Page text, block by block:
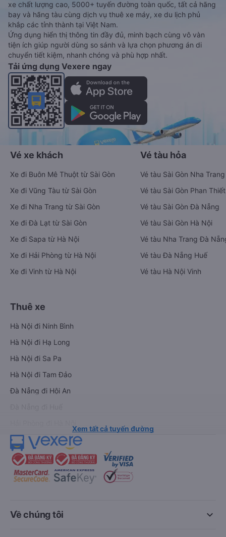
xe chất lượng cao, 5000+ tuyến đường toàn quốc, tất cả hãng
bay và hãng tàu cùng dịch vụ thuê xe máy, xe du lịch phủ
khắp các tỉnh thành tại Việt Nam.
Ứng dụng hiển thị thông tin đầy đủ, minh bạch cùng vô vàn
tiện ích giúp người dùng so sánh và lựa chọn phương án di
chuyển tiết kiệm, nhanh chóng và phù hợp nhất.
Tải ứng dụng Vexere ngay
Vé xe khách
Xe đi Buôn Mê Thuột từ Sài Gòn
Xe đi Vũng Tàu từ Sài Gòn
Xe đi Nha Trang từ Sài Gòn
Xe đi Đà Lạt từ Sài Gòn
Xe đi Sapa từ Hà Nội
Xe đi Hải Phòng từ Hà Nội
Xe đi Vinh từ Hà Nội
Vé tàu hỏa
Vé tàu Sài Gòn Nha Trang
Vé tàu Sài Gòn Phan Thiết
Vé tàu Sài Gòn Đà Nẵng
Vé tàu Sài Gòn Hà Nội
Vé tàu Nha Trang Đà
Vé tàu Đà Nẵng Huế
Vé tàu Hà Nội Vinh
Thuê xe
Hà Nội đi Ninh Bình
Hà Nội đi Hạ Long
Hà Nội đi Sa Pa
Hà Nội đi Tam Đảo
Đà Nẵng đi Hội An
Xem tất cả tuyến đường
keyboard_arrow_down
Về chúng tôi